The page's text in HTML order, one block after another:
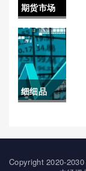
指数)
期货市场
工业品板
块代码(期
货市场工
业品板块
细细品
期货个人
期货手续
Copyright 2020-